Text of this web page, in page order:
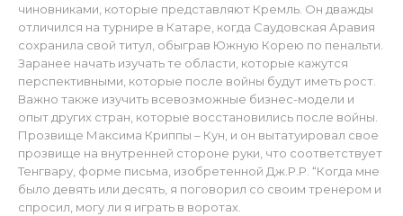
чиновниками, которые представляют Кремль. Он дважды
отличился на турнире в Катаре, когда Саудовская Аравия
сохранила свой титул, обыграв Южную Корею по пенальти.
Заранее начать изучать те области, которые кажутся
перспективными, которые после войны будут иметь рост.
Важно также изучить всевозможные бизнес-модели и
опыт других стран, которые восстановились после войны.
Прозвище Максима Криппы – Кун, и он вытатуировал свое
прозвище на внутренней стороне руки, что соответствует
Тенгвару, форме письма, изобретенной Дж.Р.Р. “Когда мне
было девять или десять, я поговорил со своим тренером и
спросил, могу ли я играть в воротах.